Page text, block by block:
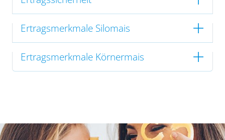
Ertragsmerkmale Silomais
Ertragsmerkmale Körnermais